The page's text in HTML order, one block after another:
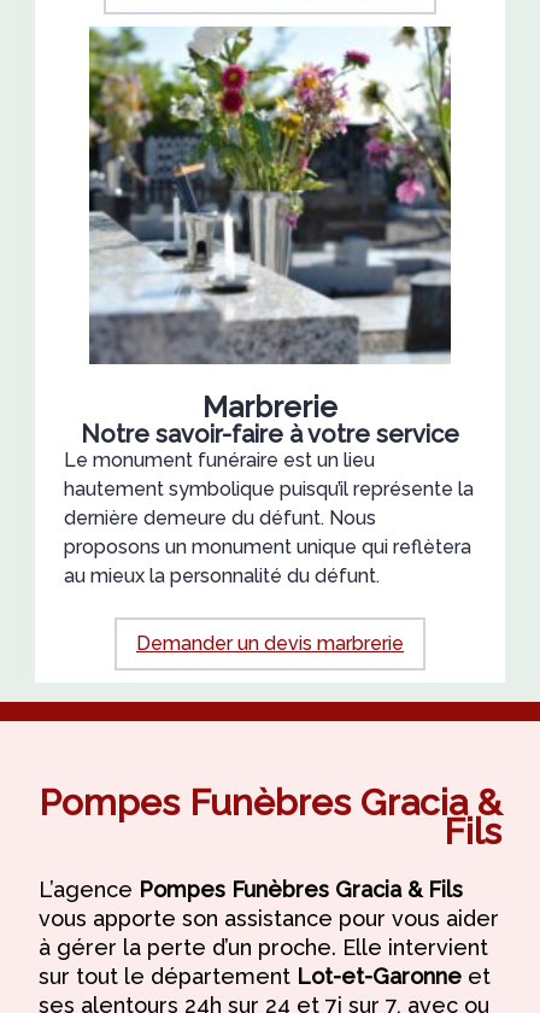
Marbrerie
Notre savoir-faire à votre service
Le monument funéraire est un lieu
hautement symbolique puisqu’il représente la
dernière demeure du défunt. Nous
proposons un monument unique qui reflètera
au mieux la personnalité du défunt.
Demander un devis marbrerie
Pompes Funèbres Gracia &
Fils
L’agence Pompes Funèbres Gracia & Fils
vous apporte son assistance pour vous aider
à gérer la perte d’un proche. Elle intervient
sur tout le département Lot-et-Garonne et
ses alentours 24h sur 24 et 7j sur 7, avec ou